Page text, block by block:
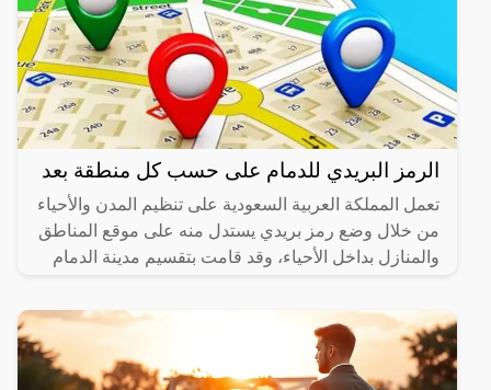
الرمز البريدي للدمام على حسب كل منطقة بعد
تعمل المملكة العربية السعودية على تنظيم المدن والأحياء
من خلال وضع رمز بريدي يستدل منه على موقع المناطق
والمنازل بداخل الأحياء، وقد قامت بتقسيم مدينة الدمام